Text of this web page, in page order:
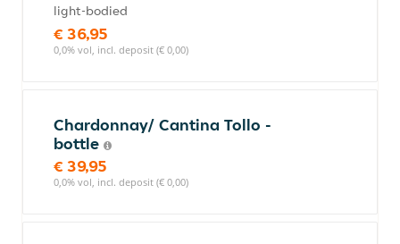
light-bodied
€ 36,95
0,0% vol, incl. deposit (€ 0,00)
Chardonnay/ Cantina Tollo -
bottle
€ 39,95
0,0% vol, incl. deposit (€ 0,00)